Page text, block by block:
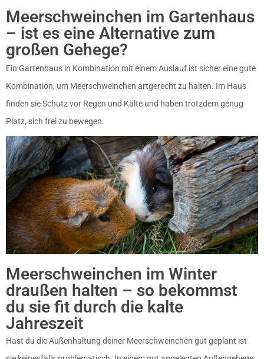
Meerschweinchen im Gartenhaus
– ist es eine Alternative zum
großen Gehege?
Ein Gartenhaus in Kombination mit einem Auslauf ist sicher eine gute
Kombination, um Meerschweinchen artgerecht zu halten. Im Haus
finden sie Schutz vor Regen und Kälte und haben trotzdem genug
Platz, sich frei zu bewegen.
Meerschweinchen im Winter
draußen halten – so bekommst
du sie fit durch die kalte
Jahreszeit
Hast du die Außenhaltung deiner Meerschweinchen gut geplant ist